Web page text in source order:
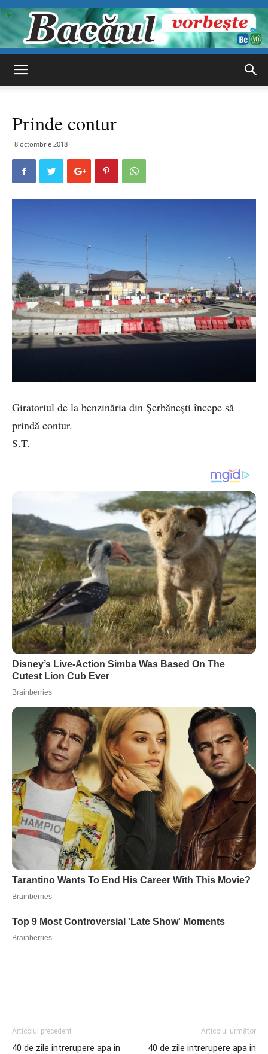
Prinde contur
8 octombrie 2018
Giratoriul de la benzinăria din Șerbănești începe să
prindă contur.
S.T.
Articolul precedent
40 de zile intrerupere apa in
Articolul următor
40 de zile intrerupere apa in